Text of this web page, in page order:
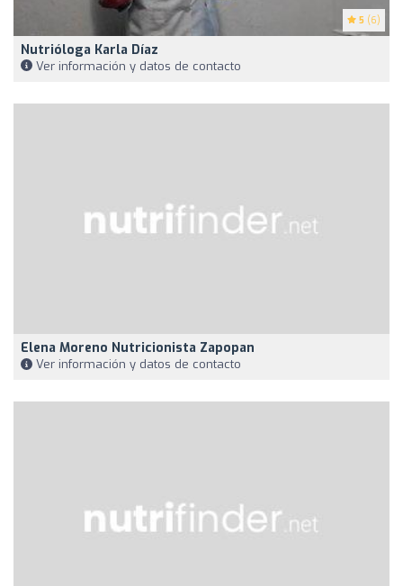
5 (6)
Nutrióloga Karla Díaz
Ver información y datos de contacto
Elena Moreno Nutricionista Zapopan
Ver información y datos de contacto